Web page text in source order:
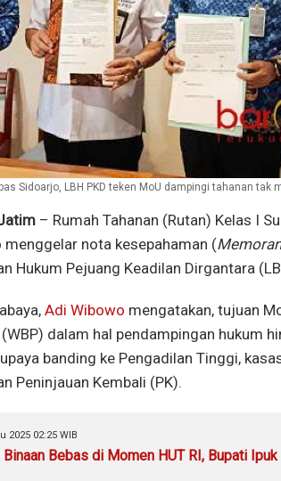
Sidoarjo, LBH PKD teken MoU dampingi tahanan
– Rumah Tahanan (Rutan) Kelas I
nota kesepahaman (
Hukum Pejuang Keadilan Dirgantara
Adi Wibowo mengatakan, tujuan
dalam hal pendampingan hukum
banding ke Pengadilan Tinggi,
Peninjauan Kembali (PK).
2025 02:25 WIB
Binaan Bebas di Momen HUT RI, Bupati